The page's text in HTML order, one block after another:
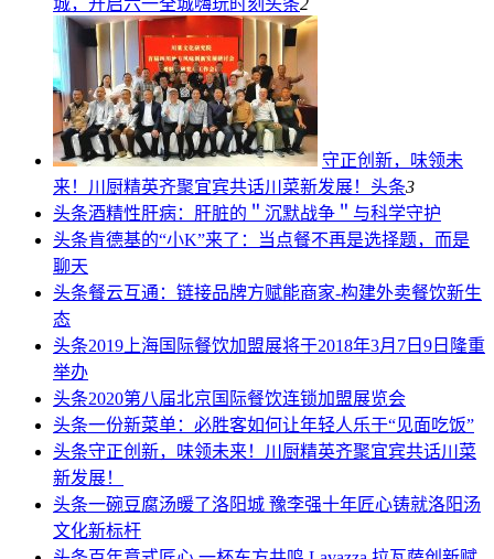
城，开启六一全城嗨玩时刻 头条2
守正创新，味领未
来！川厨精英齐聚宜宾共话川菜新发展！ 头条3
头条酒精性肝病：肝脏的＂沉默战争＂与科学守护
头条肯德基的“小K”来了：当点餐不再是选择题，而是
聊天
头条餐云互通：链接品牌方赋能商家-构建外卖餐饮新生
态
头条2019上海国际餐饮加盟展将于2018年3月7日9日隆重
举办
头条2020第八届北京国际餐饮连锁加盟展览会
头条一份新菜单：必胜客如何让年轻人乐于“见面吃饭”
头条守正创新，味领未来！川厨精英齐聚宜宾共话川菜
新发展！
头条一碗豆腐汤暖了洛阳城 豫李强十年匠心铸就洛阳汤
文化新标杆